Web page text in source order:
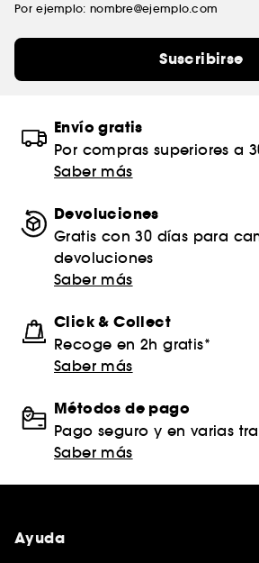
Por ejemplo: nombre@ejemplo.com
Suscribirse
Envío gratis
Por compras superiores a
Saber más
Devoluciones
Gratis con 30 días para
devoluciones
Saber más
Click & Collect
Recoge en 2h gratis*
Saber más
Métodos de pago
Pago seguro y en varias
Saber más
Ayuda